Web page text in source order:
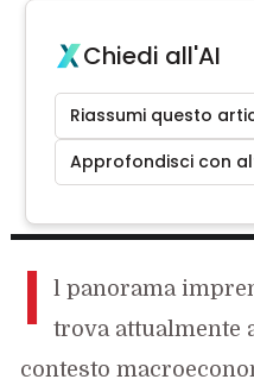
Chiedi all'AI
Riassumi questo
Approfondisci con
I
l panorama
trova attualmente
contesto